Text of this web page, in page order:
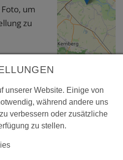
um
zu
Boos,
unserer Website. Einige von
während andere uns
verbessern oder zusätzliche
zu stellen.